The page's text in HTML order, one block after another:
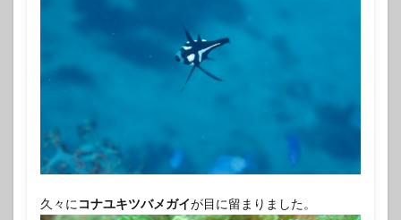
久々に コナユキツバメガイが目に留まりました。